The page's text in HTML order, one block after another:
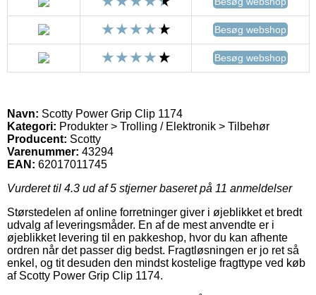
Besøg webshop
Besøg webshop
Navn: Scotty Power Grip Clip 1174
Kategori: Produkter > Trolling / Elektronik > Tilbehør
Producent: Scotty
Varenummer: 43294
EAN: 62017011745
Vurderet til 4.3 ud af 5 stjerner baseret på 11 anmeldelser
Størstedelen af online forretninger giver i øjeblikket et bredt
udvalg af leveringsmåder. En af de mest anvendte er i
øjeblikket levering til en pakkeshop, hvor du kan afhente
ordren når det passer dig bedst. Fragtløsningen er jo ret så
enkel, og tit desuden den mindst kostelige fragttype ved køb
af Scotty Power Grip Clip 1174.